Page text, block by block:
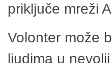
priključe mreži
Volonter može
ljudima u